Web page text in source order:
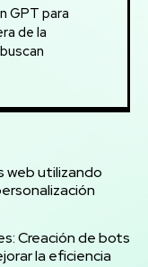
GPT para
de la
web utilizando
Creación de bots
la eficiencia